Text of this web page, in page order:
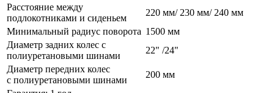
Расстояние между
подлокотниками и сиденьем
220 мм/ 230 мм/ 240 мм
Минимальный радиус поворота 1500 мм
Диаметр задних колес с
полиуретановыми шинами
22" /24"
Диаметр передних колес
с полиуретановыми шинами
200 мм